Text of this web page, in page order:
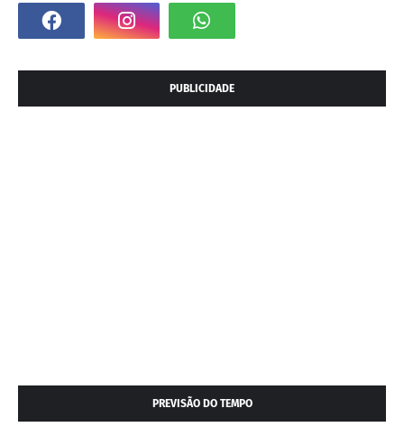
PUBLICIDADE
PREVISÃO DO TEMPO